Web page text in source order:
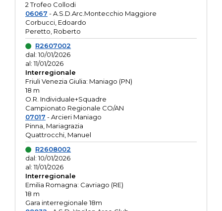
2 Trofeo Collodi
06067 - A.S.D.Arc.Montecchio Maggiore
Corbucci, Edoardo
Peretto, Roberto
R2607002
dal: 10/01/2026
al: 11/01/2026
Interregionale
Friuli Venezia Giulia: Maniago (PN)
18 m
O.R. Individuale+Squadre
Campionato Regionale CO/AN
07017 - Arcieri Maniago
Pinna, Mariagrazia
Quattrocchi, Manuel
R2608002
dal: 10/01/2026
al: 11/01/2026
Interregionale
Emilia Romagna: Cavriago (RE)
18 m
Gara interregionale 18m